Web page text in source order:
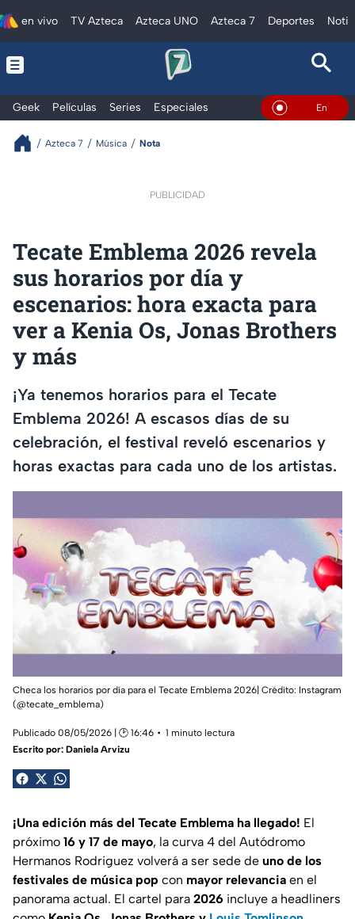
en vivo TV Azteca Azteca UNO Azteca 7 Deportes
Geek Películas Series Especiales En Vivo
Azteca 7 Música Nota
PUBLICIDAD
Tecate Emblema 2026 revela
sus horarios por día y
escenarios: hora exacta para
ver a Kenia Os, Jonas Brothers
y más
¡Ya tenemos horarios para el Tecate
Emblema 2026! A escasos días de su
celebración, el festival reveló escenarios y
horas exactas para cada uno de los artistas.
Checa los horarios por día para el Tecate Emblema 2026| Crédito: Instagram
(@tecate_emblema)
Publicado 08/05/2026 | 🕑 16:46
1 minuto lectura
Escrito por: Daniela Arvizu
¡Una edición más del Tecate Emblema ha llegado! El
próximo 16 y 17 de mayo, la curva 4 del Autódromo
Hermanos Rodriguez volverá a ser sede de uno de los
festivales de música pop con mayor relevancia en el
panorama actual. El cartel para 2026 incluye a headliners